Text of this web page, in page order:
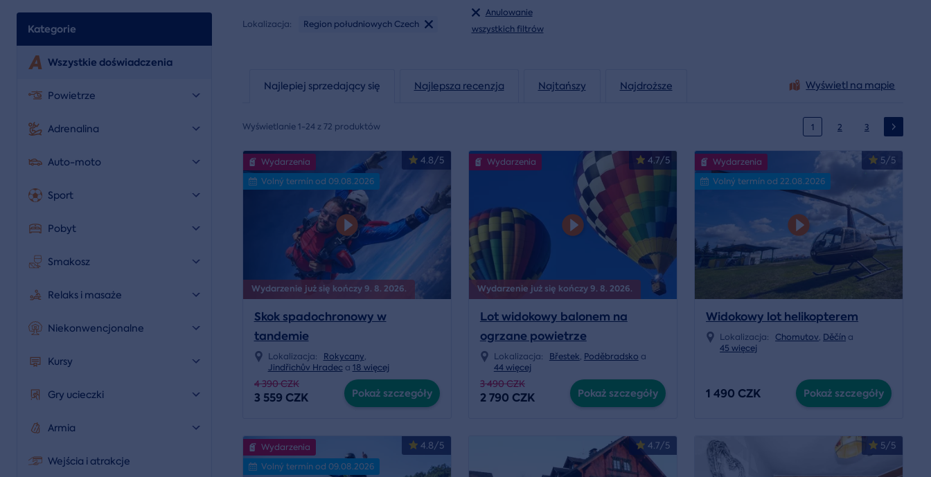
Kategorie
Wszystkie doświadczenia
Powietrze
Adrenalina
Auto-moto
Sport
Pobyt
Smakosz
Relaks i masaże
Niekonwencjonalne
Kursy
Gry ucieczki
Armia
Wejścia i atrakcje
Lokalizacja: Region południowych Czech
Anulowanie
wszystkich filtrów
Wyświetl na mapie
Najlepiej sprzedający się Najlepsza recenzja Najtańszy Najdroższe
Wyświetlanie 1-24 z 72 produktów 1 2 3
Wydarzenie już się kończy 9. 8. 2026.
4.8/5
Wydarzenia
Volný termín od 09.08.2026
Skok spadochronowy w
tandemie
Lokalizacja: Rokycany,
Jindřichův Hradeca 18 więcej
4 390 CZK
3 559 CZK Pokaż szczegóły
Wydarzenie już się kończy 9. 8. 2026.
4.7/5
Wydarzenia
Lot widokowy balonem na
ogrzane powietrze
Lokalizacja: Břestek, Poděbradsko a
44 więcej
3 490 CZK
2 790 CZK Pokaż szczegóły
5/5
Wydarzenia
Volný termín od 22.08.2026
Widokowy lot helikopterem
Lokalizacja: Chomutov, Děčín a
45 więcej
1 490 CZK Pokaż szczegóły
4.8/5
Wydarzenia
Volný termín od 09.08.2026
4.7/5 5/5